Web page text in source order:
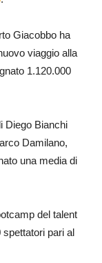
Giacobbo ha
viaggio alla
1.120.000
Diego Bianchi
Damilano,
una media di
del talent
pari al